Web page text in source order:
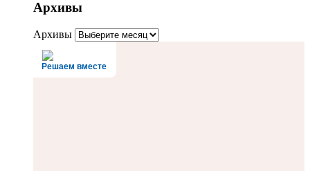
Архивы
Архивы
Решаем вместе